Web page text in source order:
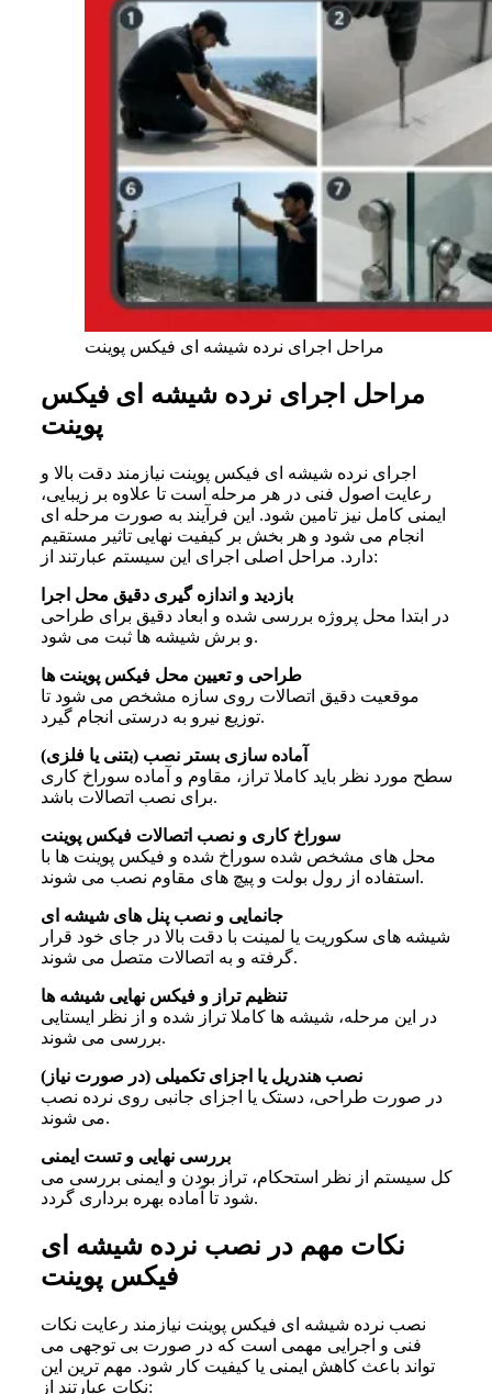
مراحل اجرای نرده شیشه ای فیکس پوینت
مراحل اجرای نرده شیشه ای فیکس
پوینت
اجرای نرده شیشه ای فیکس پوینت نیازمند دقت بالا و
رعایت اصول فنی در هر مرحله است تا علاوه بر زیبایی،
ایمنی کامل نیز تامین شود. این فرآیند به صورت مرحله ای
انجام می شود و هر بخش بر کیفیت نهایی تاثیر مستقیم
دارد. مراحل اصلی اجرای این سیستم عبارتند از:
بازدید و اندازه گیری دقیق محل اجرا
در ابتدا محل پروژه بررسی شده و ابعاد دقیق برای طراحی
و برش شیشه ها ثبت می شود.
طراحی و تعیین محل فیکس پوینت ها
موقعیت دقیق اتصالات روی سازه مشخص می شود تا
توزیع نیرو به درستی انجام گیرد.
آماده سازی بستر نصب (بتنی یا فلزی)
سطح مورد نظر باید کاملا تراز، مقاوم و آماده سوراخ کاری
برای نصب اتصالات باشد.
سوراخ کاری و نصب اتصالات فیکس پوینت
محل های مشخص شده سوراخ شده و فیکس پوینت ها با
استفاده از رول بولت و پیچ های مقاوم نصب می شوند.
جانمایی و نصب پنل های شیشه ای
شیشه های سکوریت یا لمینت با دقت بالا در جای خود قرار
گرفته و به اتصالات متصل می شوند.
تنظیم تراز و فیکس نهایی شیشه ها
در این مرحله، شیشه ها کاملا تراز شده و از نظر ایستایی
بررسی می شوند.
نصب هندریل یا اجزای تکمیلی (در صورت نیاز)
در صورت طراحی، دستک یا اجزای جانبی روی نرده نصب
می شوند.
بررسی نهایی و تست ایمنی
کل سیستم از نظر استحکام، تراز بودن و ایمنی بررسی می
شود تا آماده بهره برداری گردد.
نکات مهم در نصب نرده شیشه‌ ای
فیکس پوینت
نصب نرده شیشه ای فیکس پوینت نیازمند رعایت نکات
فنی و اجرایی مهمی است که در صورت بی توجهی می
تواند باعث کاهش ایمنی یا کیفیت کار شود. مهم ترین این
نکات عبارتند از: